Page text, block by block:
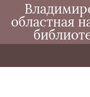
областная